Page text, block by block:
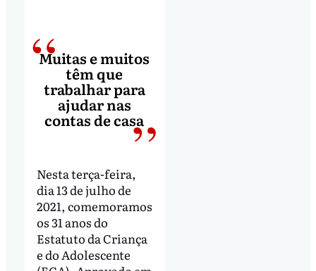
Muitas e muitos
têm que
trabalhar para
ajudar nas
contas de casa
Nesta terça-feira,
dia 13 de julho de
2021, comemoramos
os 31 anos do
Estatuto da Criança
e do Adolescente